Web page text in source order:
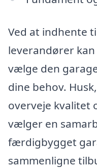
Ved at indhente
leverandører
vælge den
dine behov.
overveje kvalitet
vælger en
færdigbygget
sammenligne